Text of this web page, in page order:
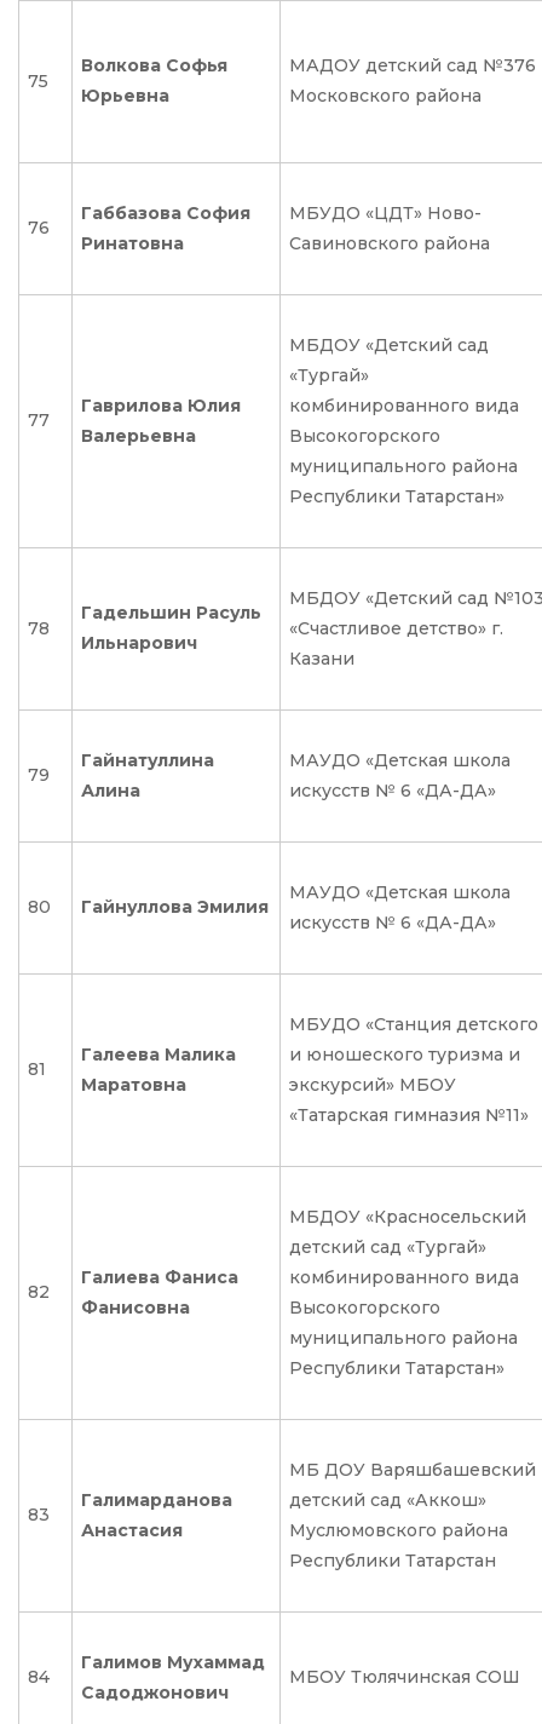
75
Волкова Софья
Юрьевна
МАДОУ детский сад №376
Московского района
76
Габбазова София
Ринатовна
МБУДО «ЦДТ» Ново-
Савиновского района
77
Гаврилова Юлия
Валерьевна
МБДОУ «Детский сад
«Тургай»
комбинированного вида
Высокогорского
муниципального района
Республики Татарстан»
78
Гадельшин Расуль
Ильнарович
МБДОУ «Детский сад
«Счастливое детство» г.
Казани
79
Гайнатуллина
Алина
МАУДО «Детская школа
искусств № 6 «ДА-ДА»
80 Гайнуллова Эмилия
МАУДО «Детская школа
искусств № 6 «ДА-ДА»
81
Галеева Малика
Маратовна
МБУДО «Станция детского
и юношеского туризма и
экскурсий» МБОУ
«Татарская гимназия №11»
82
Галиева Фаниса
Фанисовна
МБДОУ «Красносельский
детский сад «Тургай»
комбинированного вида
Высокогорского
муниципального района
Республики Татарстан»
83
Галимарданова
Анастасия
МБ ДОУ Варяшбашевский
детский сад «Аккош»
Муслюмовского района
Республики Татарстан
84
Галимов Мухаммад
Садоджонович
МБОУ Тюлячинская СОШ